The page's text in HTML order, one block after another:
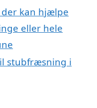
kan hjælpe
eller hele
stubfræsning i